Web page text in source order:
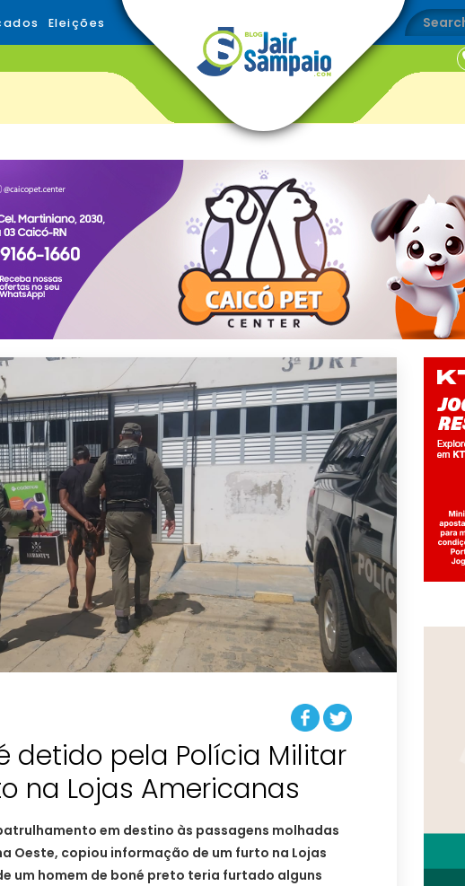
Eleições
detido pela Polícia Militar
na Lojas Americanas
em destino às passagens molhadas
Oeste, copiou informação de um furto na Lojas
um homem de boné preto teria furtado alguns